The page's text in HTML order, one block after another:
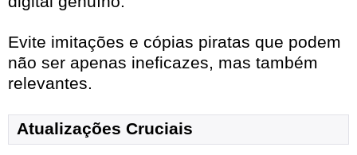
Evite imitações e cópias piratas que podem
não ser apenas ineficazes, mas também
relevantes.
Atualizações Cruciais